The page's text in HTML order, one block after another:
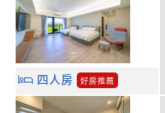
四人房
好房推薦